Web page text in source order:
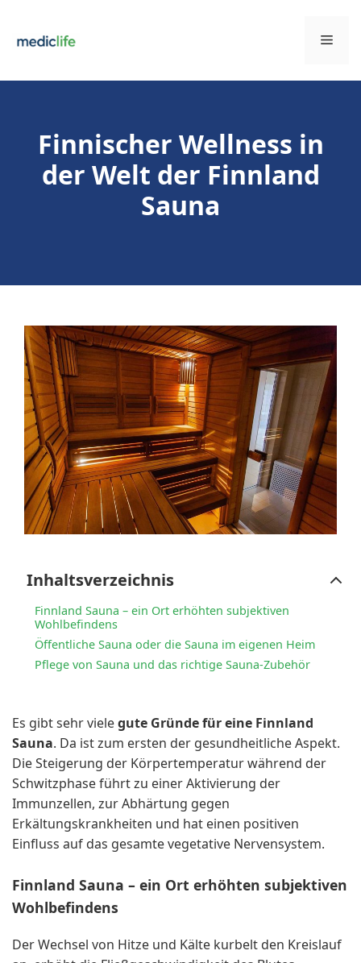
springen
Finnischer Wellness in
der Welt der Finnland
Sauna
Inhaltsverzeichnis
Finnland Sauna – ein Ort erhöhten subjektiven
Wohlbefindens
Öffentliche Sauna oder die Sauna im eigenen Heim
Pflege von Sauna und das richtige Sauna-Zubehör
Es gibt sehr vielegute Gründe für eine Finnland
Sauna. Da ist zum ersten der gesundheitliche Aspekt.
Die Steigerung der Körpertemperatur während der
Schwitzphase führt zu einer Aktivierung der
Immunzellen, zur Abhärtung gegen
Erkältungskrankheiten und hat einen positiven
Einfluss auf das gesamte vegetative Nervensystem.
Finnland Sauna – ein Ort erhöhten subjektiven
Wohlbefindens
Der Wechsel von Hitze und Kälte kurbelt den Kreislauf